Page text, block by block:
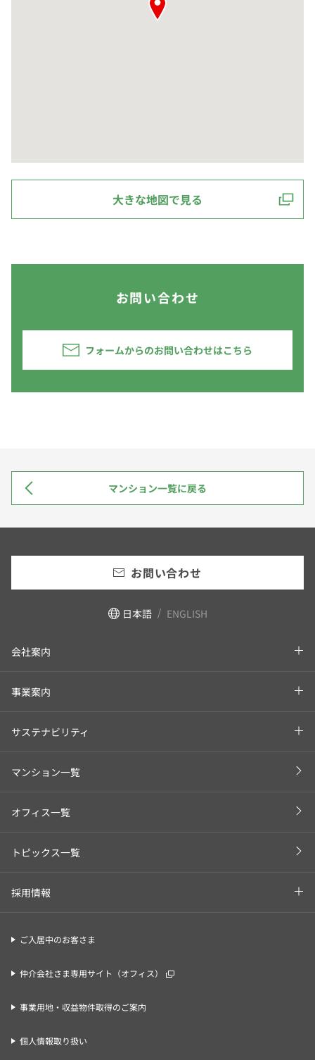
大きな地図で見る
お問い合わせ
フォームからのお問い合わせはこちら
マンション一覧に戻る
お問い合わせ
日本語 ENGLISH
会社案内
事業案内
サステナビリティ
マンション一覧
オフィス一覧
トピックス一覧
採用情報
ご入居中のお客さま
仲介会社さま専用サイト（オフィス）
事業用地・収益物件取得のご案内
個人情報取り扱い